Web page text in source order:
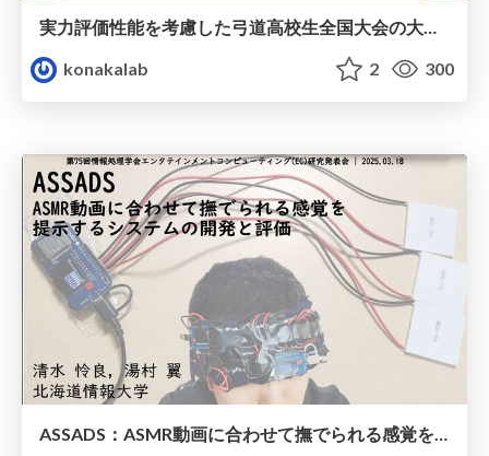
konakalab
2 300
ASSADS：ASMR動画に合わせて撫でられる感覚を提示するシステムの開発と評価 / ec75-shimizu